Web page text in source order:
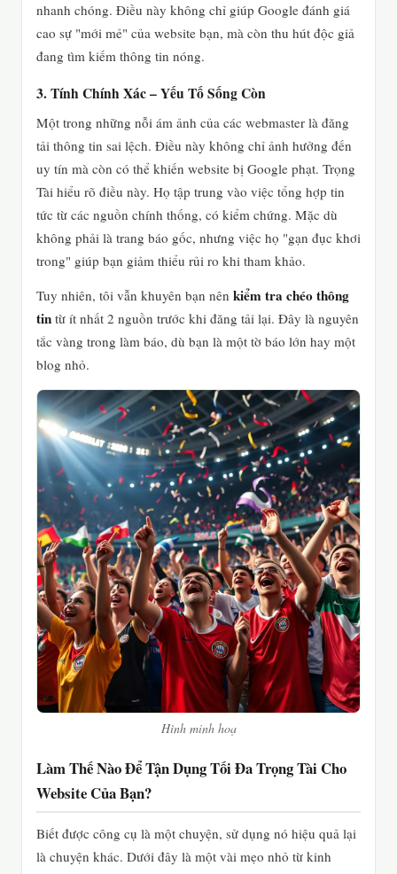
nhanh chóng. Điều này không chỉ giúp Google đánh giá
cao sự "mới mẻ" của website bạn, mà còn thu hút độc giả
đang tìm kiếm thông tin nóng.
3. Tính Chính Xác – Yếu Tố Sống Còn
Một trong những nỗi ám ảnh của các webmaster là đăng
tải thông tin sai lệch. Điều này không chỉ ảnh hưởng đến
uy tín mà còn có thể khiến website bị Google phạt. Trọng
Tài hiểu rõ điều này. Họ tập trung vào việc tổng hợp tin
tức từ các nguồn chính thống, có kiểm chứng. Mặc dù
không phải là trang báo gốc, nhưng việc họ "gạn đục khơi
trong" giúp bạn giảm thiểu rủi ro khi tham khảo.
Tuy nhiên, tôi vẫn khuyên bạn nên kiểm tra chéo thông
tin từ ít nhất 2 nguồn trước khi đăng tải lại. Đây là nguyên
tắc vàng trong làm báo, dù bạn là một tờ báo lớn hay một
blog nhỏ.
Hình minh hoạ
Làm Thế Nào Để Tận Dụng Tối Đa Trọng Tài Cho
Website Của Bạn?
Biết được công cụ là một chuyện, sử dụng nó hiệu quả lại
là chuyện khác. Dưới đây là một vài mẹo nhỏ từ kinh